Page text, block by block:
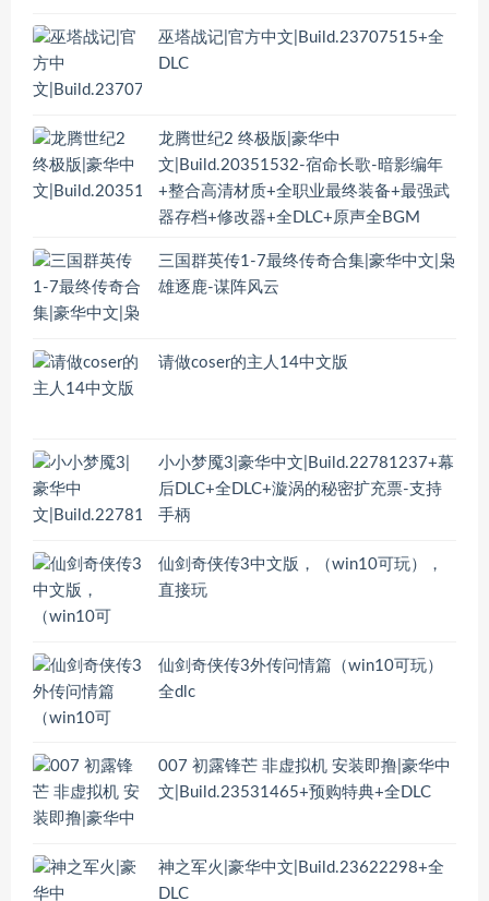
巫塔战记|官方中文|Build.23707515+全
DLC
龙腾世纪2 终极版|豪华中
文|Build.20351532-宿命长歌-暗影编年
+整合高清材质+全职业最终装备+最强武
器存档+修改器+全DLC+原声全BGM
三国群英传1-7最终传奇合集|豪华中文|枭
雄逐鹿-谋阵风云
请做coser的主人14中文版
小小梦魇3|豪华中文|Build.22781237+幕
后DLC+全DLC+漩涡的秘密扩充票-支持
手柄
仙剑奇侠传3中文版，（win10可玩），
直接玩
仙剑奇侠传3外传问情篇（win10可玩）
全dlc
007 初露锋芒 非虚拟机 安装即撸|豪华中
文|Build.23531465+预购特典+全DLC
神之军火|豪华中文|Build.23622298+全
DLC